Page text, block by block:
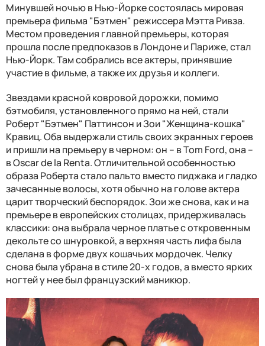
Минувшей ночью в Нью-Йорке состоялась мировая
премьера фильма "Бэтмен" режиссера Мэтта Ривза.
Местом проведения главной премьеры, которая
прошла после предпоказов в Лондоне и Париже, стал
Нью-Йорк. Там собрались все актеры, принявшие
участие в фильме, а также их друзья и коллеги.
Звездами красной ковровой дорожки, помимо
бэтмобиля, установленного прямо на ней, стали
Роберт "Бэтмен" Паттинсон и Зои "Женщина-кошка"
Кравиц. Оба выдержали стиль своих экранных героев
и пришли на премьеру в черном: он – в Tom Ford, она –
в Oscar de la Renta. Отличительной особенностью
образа Роберта стало пальто вместо пиджака и гладко
зачесанные волосы, хотя обычно на голове актера
царит творческий беспорядок. Зои же снова, как и на
премьере в европейских столицах, придерживалась
классики: она выбрала черное платье с откровенным
декольте со шнуровкой, а верхняя часть лифа была
сделана в форме двух кошачьих мордочек. Челку
снова была убрана в стиле 20-х годов, а вместо ярких
ногтей у нее был французский маникюр.